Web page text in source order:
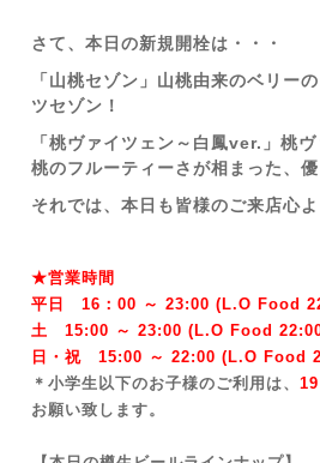
さて、本日の新規開栓は・・・
「山桃セゾン」山桃由来のベリー
ツセゾン！
「桃ヴァイツェン～白鳳ver.」桃
桃のフルーティーさが相まった、
それでは、本日も皆様のご来店心
★営業時間
平日 16：00 ～ 23:00 (L.O Food
土 15:00 ～ 23:00 ( L.O Food
日・祝 15:00 ～ 22:00 ( L.O Food
＊小学生以下のお子様のご利用は、
お願い致します。